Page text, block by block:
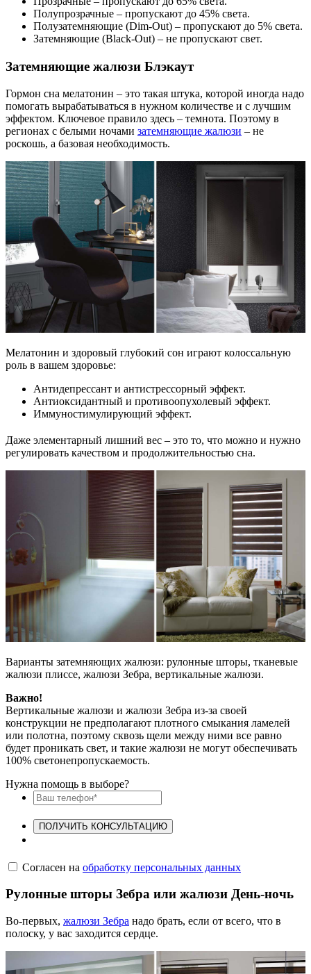
Полупрозрачные – пропускают до 45% света.
Полузатемняющие (Dim-Out) – пропускают до 5% света.
Затемняющие (Black-Out) – не пропускают свет.
Затемняющие жалюзи Блэкаут
Гормон сна мелатонин – это такая штука, которой иногда надо
помогать вырабатываться в нужном количестве и с лучшим
эффектом. Ключевое правило здесь – темнота. Поэтому в
регионах с белыми ночами затемняющие жалюзи – не
роскошь, а базовая необходимость.
Мелатонин и здоровый глубокий сон играют колоссальную
роль в вашем здоровье:
Антидепрессант и антистрессорный эффект.
Антиоксидантный и противоопухолевый эффект.
Иммуностимулирующий эффект.
Даже элементарный лишний вес – это то, что можно и нужно
регулировать качеством и продолжительностью сна.
Варианты затемняющих жалюзи: рулонные шторы, тканевые
жалюзи плиссе, жалюзи Зебра, вертикальные жалюзи.
Важно!
Вертикальные жалюзи и жалюзи Зебра из-за своей
конструкции не предполагают плотного смыкания ламелей
или полотна, поэтому сквозь щели между ними все равно
будет проникать свет, и такие жалюзи не могут обеспечивать
100% светонепропускаемость.
Нужна помощь в выборе?
ПОЛУЧИТЬ КОНСУЛЬТАЦИЮ
Согласен на обработку персональных данных
Рулонные шторы Зебра или жалюзи День-ночь
Во-первых, жалюзи Зебра надо брать, если от всего, что в
полоску, у вас заходится сердце.